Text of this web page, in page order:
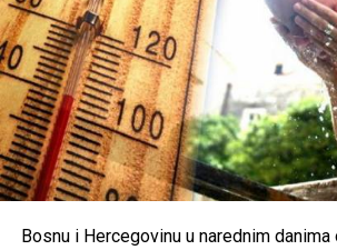
hidratacija, izbjegavanje boravka na
najtoplijem dijelu dana, nošenje lagane i
zaštita od direktnog sunčevog zračenja.
Poseban oprez savjetuje sestarijim
hroničnim bolesnicima i svima koji
uz preporuku da se pridržavaju savjeta
moguće, borave u rashlađenim
najtoplijeg dijela dana.
Bosnu i Hercegovinu u narednim danima